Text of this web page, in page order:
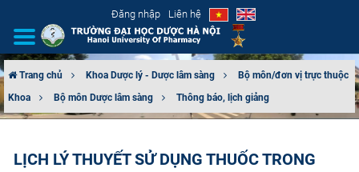
Đăng nhập Liên hệ
GIỚI THIỆU
Trang chủ Khoa Dược lý - Dược lâm sàng
Bộ môn/đơn vị trực thuộc
Khoa
Bộ môn Dược lâm sàng Thông báo, lịch giảng
LỊCH LÝ THUYẾT SỬ DỤNG THUỐC TRONG